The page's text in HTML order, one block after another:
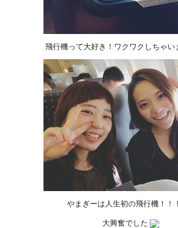
飛行機って大好き！ワクワクしちゃい
やまぎーは人生初の飛行機！！
大興奮でした